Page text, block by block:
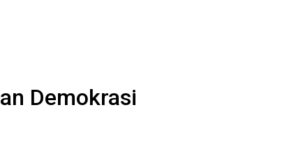
Demokrasi